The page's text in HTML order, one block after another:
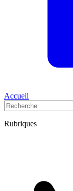
Accueil
Rubriques